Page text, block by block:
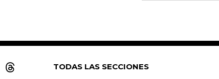
TODAS LAS SECCIONES